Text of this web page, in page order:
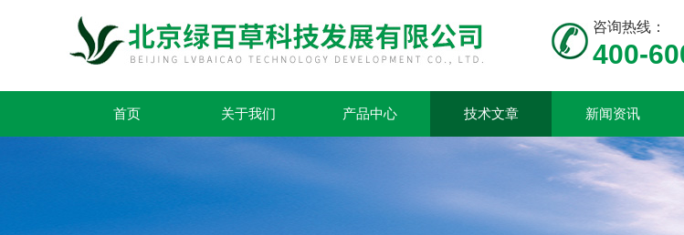
咨询热线：
400-
首页 关于我们 产品中心 技术文章 新闻资讯